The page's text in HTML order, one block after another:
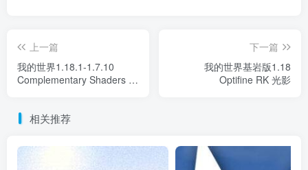
上一篇
我的世界1.18.1-1.7.10
Complementary Shaders 光
下一篇
我的世界基岩版1.18
Optifine RK 光影
相关推荐